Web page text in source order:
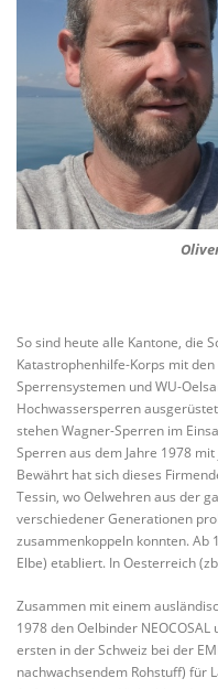
So sind heute alle Kantone, die
Katastrophenhilfe-Korps mit
Sperrensystemen und WU-
Hochwassersperren
stehen Wagner-Sperren im
Sperren aus dem Jahre 1978
Bewährt hat sich dieses
Tessin, wo Oelwehren aus der
verschiedener Generationen
zusammenkoppeln konnten. Ab
Elbe) etabliert. In Oesterreich
Zusammen mit einem
1978 den Oelbinder
ersten in der Schweiz bei der
nachwachsendem Rohstuff) für